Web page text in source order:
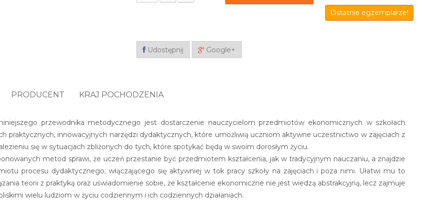
Ostatnie egzemplarze!
Udostępnij Google+
PRODUCENT KRAJ POCHODZENIA
przewodnika metodycznego jest dostarczenie nauczycielom przedmiotów ekonomicznych w szkołach
praktycznych, innowacyjnych narzędzi dydaktycznych, które umożliwią uczniom aktywne uczestnictwo w zajęciach z
się w sytuacjach zbliżonych do tych, które spotykać będą w swoim dorosłym życiu.
metod sprawi, że uczeń przestanie być przedmiotem kształcenia, jak w tradycyjnym nauczaniu, a znajdzie
procesu dydaktycznego, włączającego się aktywniej w tok pracy szkoły na zajęciach i poza nimi. Ułatwi mu to
teorii z praktyką oraz uświadomienie sobie, że kształcenie ekonomiczne nie jest wiedzą abstrakcyjną, lecz zajmuje
wielu ludziom w życiu codziennym i ich codziennych działaniach.